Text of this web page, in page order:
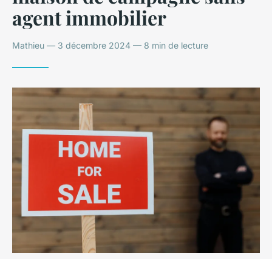
agent immobilier
Mathieu — 3 décembre 2024 — 8 min de lecture